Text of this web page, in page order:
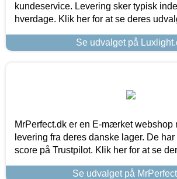
kundeservice. Levering sker typisk
hverdage. Klik her for at se deres
Se udvalget på
MrPerfect.dk er en E-mærket webshop
levering fra deres danske lager. De
score på Trustpilot. Klik her for at se
Se udvalget på